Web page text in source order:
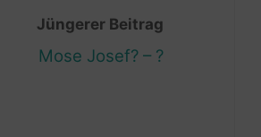
Jüngerer Beitrag
Mose Josef? – ?